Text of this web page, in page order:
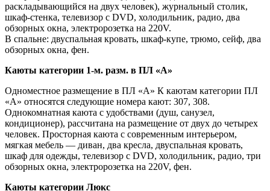
раскладывающийся на двух человек), журнальный столик,
шкаф-стенка, телевизор c DVD, холодильник, радио, два
обзорных окна, электророзетка на 220V.
В спальне: двуспальная кровать, шкаф-купе, трюмо, сейф, два
обзорных окна, фен.
Каюты категории 1-м. разм. в ПЛ «А»
Одноместное размещение в ПЛ «А» К каютам категории ПЛ
«А» относятся следующие номера кают: 307, 308.
Однокомнатная каюта с удобствами (душ, санузел,
кондиционер), рассчитана на размещение от двух до четырех
человек. Просторная каюта с современным интерьером,
мягкая мебель — диван, два кресла, двуспальная кровать,
шкаф для одежды, телевизор c DVD, холодильник, радио, три
обзорных окна, электророзетка на 220V, фен.
Каюты категории Люкс